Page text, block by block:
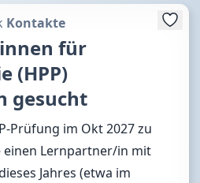
Kontakte
für
(HPP)
gesucht
Prüfung im Okt 2027 zu
einen Lernpartner/in mit
Jahres (etwa im